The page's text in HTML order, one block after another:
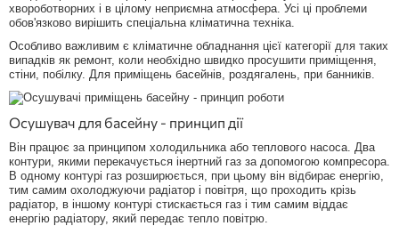
хвороботворних і в цілому неприємна атмосфера. Усі ці проблеми
обов'язково вирішить спеціальна кліматична техніка.
Особливо важливим є кліматичне обладнання цієї категорії для таких
випадків як ремонт, коли необхідно швидко просушити приміщення,
стіни, побілку. Для приміщень басейнів, роздягалень, при банників.
Осушувач для басейну - принцип дії
Він працює за принципом холодильника або теплового насоса. Два
контури, якими перекачується інертний газ за допомогою компресора.
В одному контурі газ розширюється, при цьому він відбирає енергію,
тим самим охолоджуючи радіатор і повітря, що проходить крізь
радіатор, в іншому контурі стискається газ і тим самим віддає
енергію радіатору, який передає тепло повітрю.